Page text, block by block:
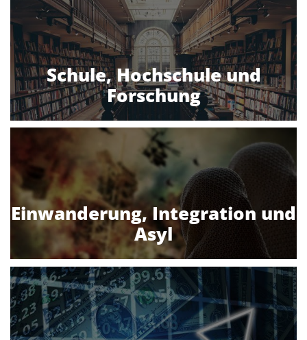
Schule, Hochschule und
Forschung
Einwanderung, Integration und
Asyl